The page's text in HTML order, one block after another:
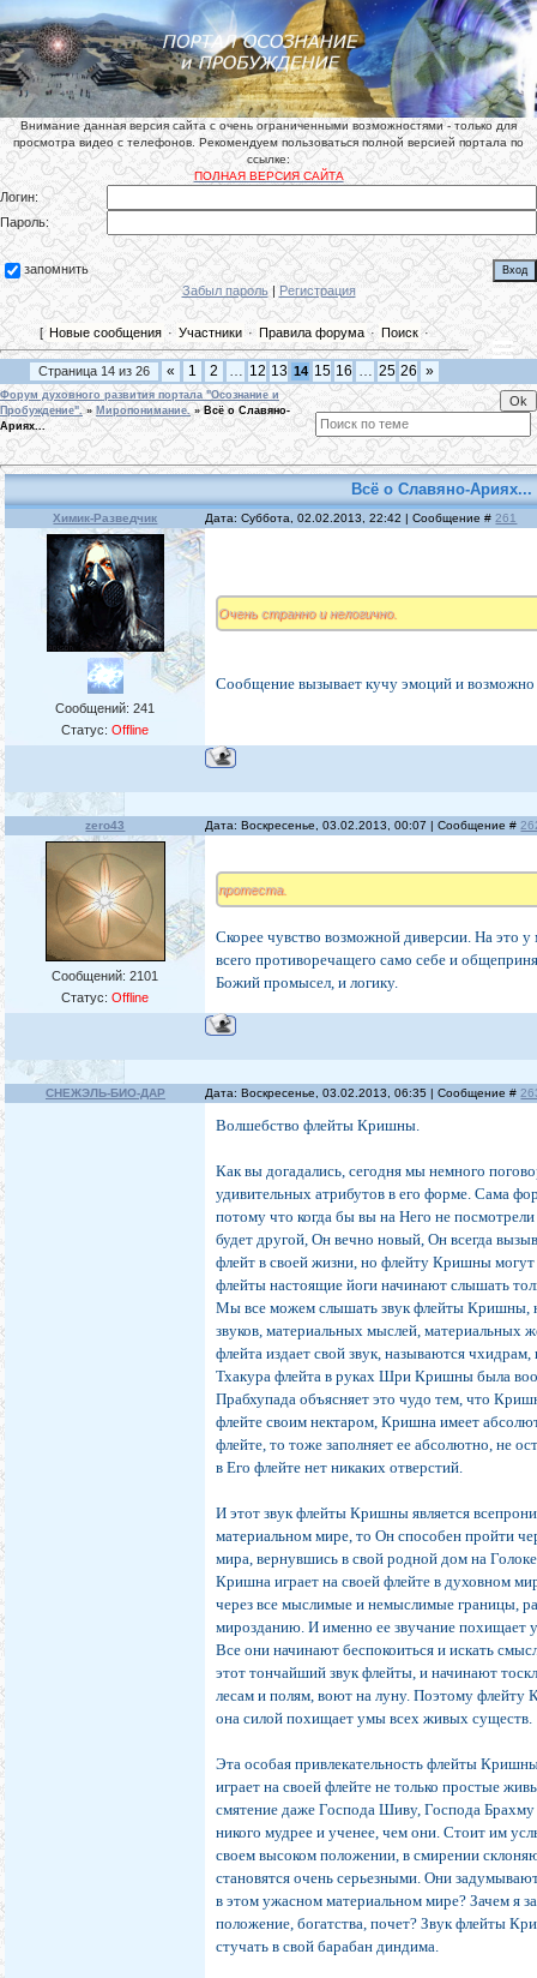
Внимание данная версия сайта с очень ограниченными возможностями - только для
просмотра видео с телефонов. Рекомендуем пользоваться полной версией портала по
ссылке:
ПОЛНАЯ ВЕРСИЯ САЙТА
Логин:
Пароль:
запомнить
Забыл пароль| Регистрация
[ Новые сообщения · Участники · Правила форума · Поиск·
Страница 14 из 26 « 1 2 … 12 13 14 15 16 … 25 26 »
Форум духовного развития портала "Осознание и
Пробуждение". » Миропонимание. » Всё о Славяно-
Ариях...
Всё о Славяно-Ариях...
Химик-Разведчик Дата: Суббота, 02.02.2013, 22:42 | Сообщение #261
Сообщений:241
Статус:Offline
Очень странно и нелогично.
Сообщение вызывает кучу эмоций и
zero43 Дата: Воскресенье, 03.02.2013, 00:07 | Сообщение #
Сообщений:2101
Статус:Offline
протеста.
Скорее чувство возможной диверсии. На это
всего противоречащего само себе и
Божий промысел, и логику.
СНЕЖЭЛЬ-БИО-ДАР Дата: Воскресенье, 03.02.2013, 06:35 | Сообщение #
Волшебство флейты Кришны.
Как вы догадались, сегодня мы немного
удивительных атрибутов в его форме. Сама
потому что когда бы вы на Него не
будет другой, Он вечно новый, Он всегда
флейт в своей жизни, но флейту Кришны могут
флейты настоящие йоги начинают слышать
Мы все можем слышать звук флейты Кришны,
звуков, материальных мыслей, материальных
флейта издает свой звук, называются
Тхакура флейта в руках Шри Кришны была
Прабхупада объясняет это чудо тем, что
флейте своим нектаром, Кришна имеет
флейте, то тоже заполняет ее абсолютно, не
в Его флейте нет никаких отверстий.
И этот звук флейты Кришны является
материальном мире, то Он способен пройти
мира, вернувшись в свой родной дом на
Кришна играет на своей флейте в духовном
через все мыслимые и немыслимые границы,
мирозданию. И именно ее звучание
Все они начинают беспокоиться и искать
этот тончайший звук флейты, и начинают
лесам и полям, воют на луну. Поэтому флейту
она силой похищает умы всех живых существ.
Эта особая привлекательность флейты
играет на своей флейте не только простые
смятение даже Господа Шиву, Господа
никого мудрее и ученее, чем они. Стоит им
своем высоком положении, в смирении
становятся очень серьезными. Они
в этом ужасном материальном мире? Зачем я
положение, богатства, почет? Звук флейты
стучать в свой барабан диндима.